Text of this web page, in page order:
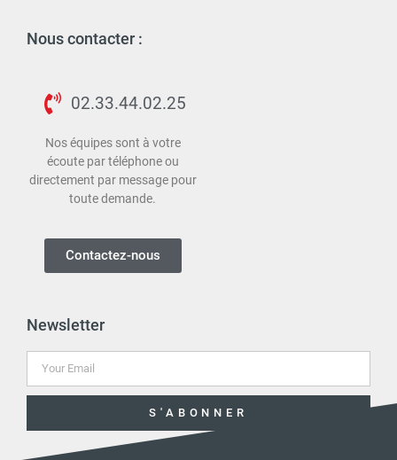
Nous contacter :
02.33.44.02.25
Nos équipes sont à votre
écoute par téléphone ou
directement par message pour
toute demande.
Contactez-nous
Newsletter
S'ABONNER